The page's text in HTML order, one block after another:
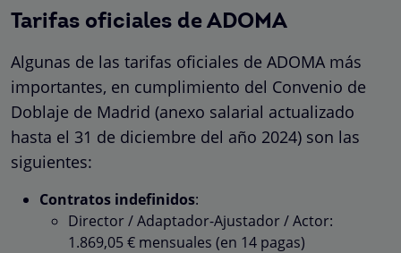
Tarifas oficiales de ADOMA
Algunas de las tarifas oficiales de ADOMA más
importantes, en cumplimiento del Convenio de
Doblaje de Madrid (anexo salarial actualizado
hasta el 31 de diciembre del año 2024) son las
siguientes:
Contratos indefinidos:
Director / Adaptador-Ajustador / Actor:
1.869,05 € mensuales (en 14 pagas)